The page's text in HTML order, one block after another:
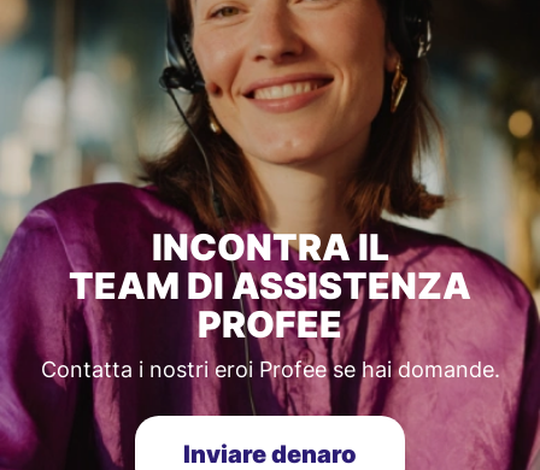
INCONTRA IL
TEAM DI ASSISTENZA
PROFEE
Contatta i nostri eroi Profee se hai domande.
Inviare denaro